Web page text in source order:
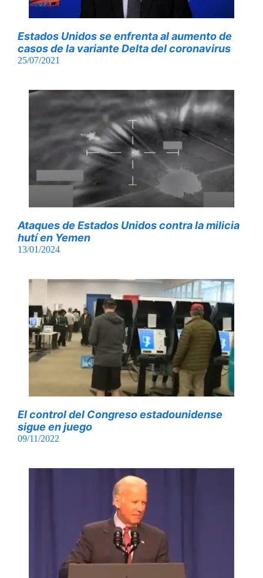
Estados Unidos se enfrenta al aumento de
casos de la variante Delta del coronavirus
25/07/2021
Ataques de Estados Unidos contra la milicia
hutí en Yemen
13/01/2024
El control del Congreso estadounidense
sigue en juego
09/11/2022